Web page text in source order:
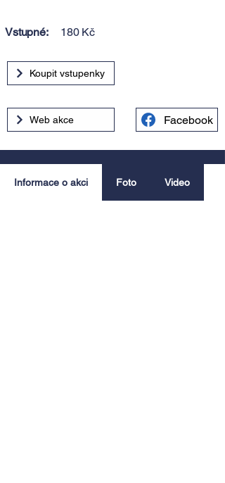
Vstupné: 180 Kč
Koupit vstupenky
Web akce Facebook
Informace o akci Foto Video